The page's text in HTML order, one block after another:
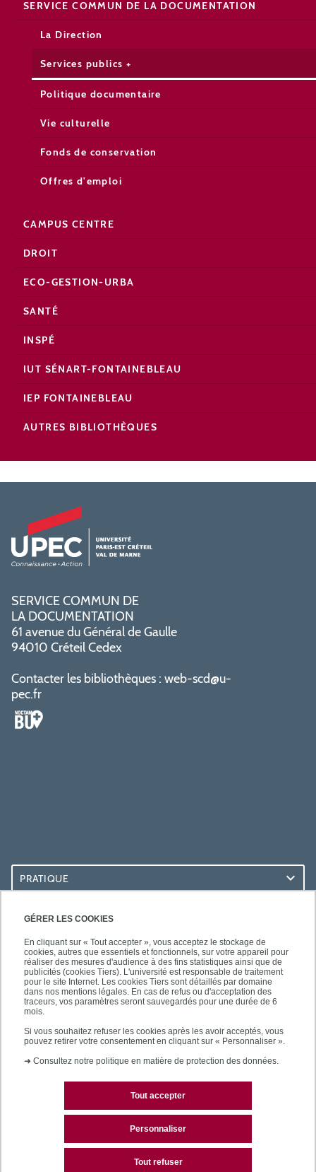
GÉRER LES COOKIES
En cliquant sur « Tout accepter », vous acceptez le stockage de
cookies, autres que essentiels et fonctionnels, sur votre appareil pour
réaliser des mesures d'audience à des fins statistiques ainsi que de
publicités (cookies Tiers). L'université est responsable de traitement
pour le site Internet. Les cookies Tiers sont détaillés par domaine
dans nos mentions légales. En cas de refus ou d'acceptation des
traceurs, vos paramètres seront sauvegardés pour une durée de 6
mois.
Si vous souhaitez refuser les cookies après les avoir acceptés, vous
pouvez retirer votre consentement en cliquant sur « Personnaliser ».
➜ Consultez notre politique en matière de protection des données.
Tout accepter
Tout refuser
Personnaliser
SERVICE COMMUN DE LA DOCUMENTATION
La Direction
Services publics +
Politique documentaire
Vie culturelle
Fonds de conservation
Offres d'emploi
CAMPUS CENTRE
DROIT
ECO-GESTION-URBA
SANTÉ
INSPÉ
IUT SÉNART-FONTAINEBLEAU
IEP FONTAINEBLEAU
AUTRES BIBLIOTHÈQUES
SERVICE COMMUN DE
LA DOCUMENTATION
61 avenue du Général de Gaulle
94010 Créteil Cedex
Contacter les bibliothèques : web-scd@u-
pec.fr
PRATIQUE
ACCÈS RAPIDES
LES BU SUR...
Mentions légales
Contactez les bibliothèques